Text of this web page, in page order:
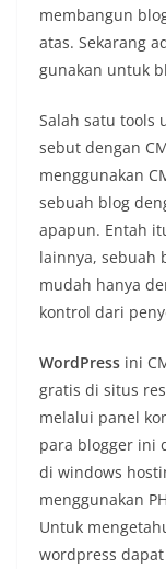
membangun
atas. Sekarang
gunakan untuk
Salah satu tools
sebut dengan
menggunakan
sebuah blog
apapun. Entah
lainnya, sebuah
mudah hanya
kontrol dari
WordPress ini
gratis di situs
melalui panel
para blogger ini
di windows
menggunakan
Untuk
wordpress